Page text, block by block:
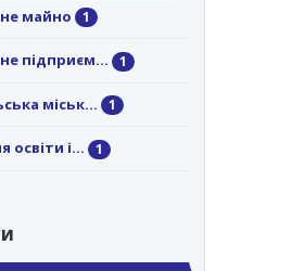
майно 1
підприєм... 1
міськ... 1
освіти і... 1